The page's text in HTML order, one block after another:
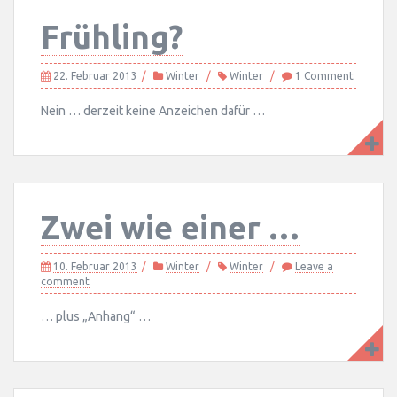
Frühling?
22. Februar 2013 Winter Winter 1 Comment
Nein … derzeit keine Anzeichen dafür …
Zwei wie einer …
10. Februar 2013 Winter Winter
Leave a
comment
… plus „Anhang“ …